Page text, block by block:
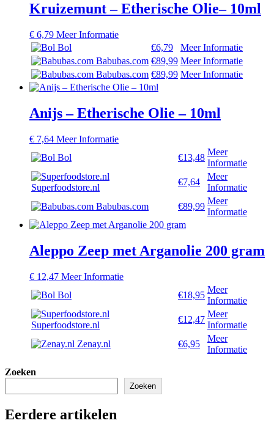
Kruizemunt – Etherische Olie– 10ml
€ 6,79 Meer Informatie
Bol
€6,79
Meer Informatie
Babubas.com €89,99 Meer Informatie
Babubas.com €89,99 Meer Informatie
Anijs – Etherische Olie – 10ml
€ 7,64 Meer Informatie
Bol
€13,48
Meer
Informatie
Superfoodstore.nl
€7,64
Meer
Informatie
Babubas.com
€89,99
Meer
Informatie
Aleppo Zeep met Arganolie 200 gram
€ 12,47 Meer Informatie
Bol
€18,95
Meer
Informatie
Superfoodstore.nl
€12,47
Meer
Informatie
Zenay.nl
€6,95
Meer
Informatie
Zoeken
Zoeken
Eerdere artikelen